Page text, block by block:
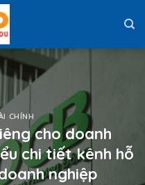
CHÍNH
cho doanh
chi tiết kênh hỗ
nghiệp